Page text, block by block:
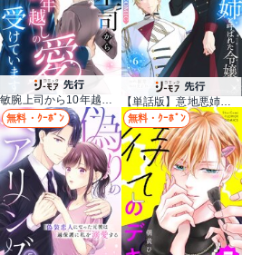
敏腕上司から10年越しの愛を受けています
無料・ｸｰﾎﾟﾝ 無料・ｸｰﾎﾟﾝ